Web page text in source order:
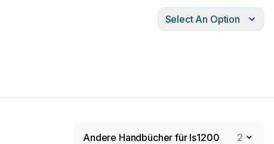
Select An Option
Andere Handbücher für ls1200 2